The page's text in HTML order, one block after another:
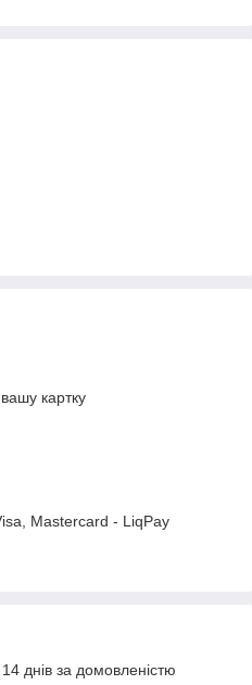
картку
Mastercard - LiqPay
днів за домовленістю